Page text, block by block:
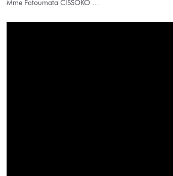
Mme Fatoumata CISSOKO …